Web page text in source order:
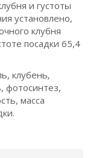
и густоты
установлено,
клубня
посадки 65,4
клубень,
фотосинтез,
масса